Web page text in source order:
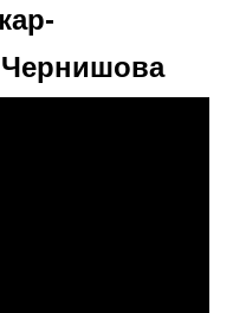
Чернишова